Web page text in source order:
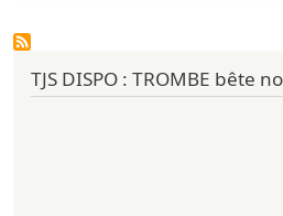
TJS DISPO : TROMBE bête